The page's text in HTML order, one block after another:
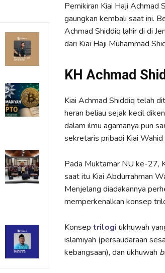
Pemikiran Kiai Haji Achmad
gaungkan kembali saat ini.
Achmad Shiddiq lahir di di
dari Kiai Haji Muhammad
KH Achmad
Kiai Achmad Shiddiq telah
heran beliau sejak kecil
dalam ilmu agamanya pun
sekretaris pribadi Kiai Wahid
Pada Muktamar NU ke-27,
saat itu Kiai Abdurrahman
Menjelang diadakannya
memperkenalkan konsep
Konsep trilogi ukhuwah
islamiyah (persaudaraan
kebangsaan), dan ukhuwah